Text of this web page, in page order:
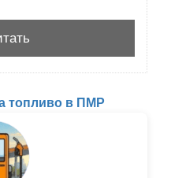
топливо в ПМР